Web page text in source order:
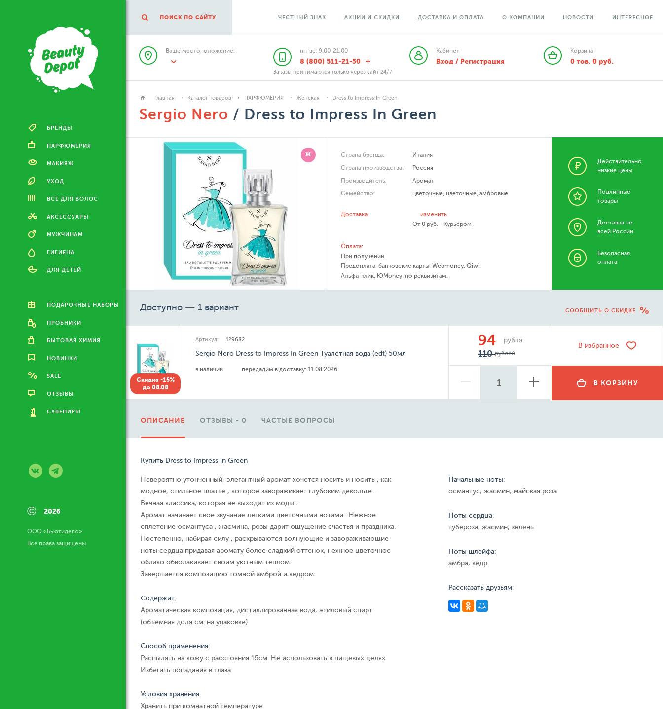
БРЕНДЫ
ПАРФЮМЕРИЯ
МАКИЯЖ
УХОД
ВСЕ ДЛЯ ВОЛОС
АКСЕССУАРЫ
МУЖЧИНАМ
ГИГИЕНА
ДЛЯ ДЕТЕЙ
ПОДАРОЧНЫЕ НАБОРЫ
ПРОБНИКИ
БЫТОВАЯ ХИМИЯ
НОВИНКИ
SALE
ОТЗЫВЫ
СУВЕНИРЫ
© 2026
ООО «Бьютидепо»
Все права защищены
ПОИСК ПО САЙТУ ЧЕСТНЫЙ ЗНАК АКЦИИ И СКИДКИ ДОСТАВКА И ОПЛАТА О КОМПАНИИ НОВОСТИ ИНТЕРЕСНОЕ
Ваше местоположение: пн-вс: 9:00-21:00
8 (800) 511-21-50
Заказы принимаются только через сайт 24/7
Кабинет
Вход / Регистрация
Корзина
0 тов. 0руб.
Главная Каталог товаров ПАРФЮМЕРИЯ Женская Dress to Impress In Green
Sergio Nero / Dress to Impress In Green
Ж Страна бренда:
Италия
Страна производства:
Россия
Производитель:
Аромат
Семейство:
цветочные, цветочные, амбровые
Доставка:
изменить
От 0 руб. - Курьером
Оплата:
При получении.
Предоплата: банковские карты, Webmoney, Qiwi,
Альфа-клик, ЮMoney, по реквизитам.
Действительно
низкие цены
Подлинные
товары
Доставка по
всей России
Безопасная
оплата
Доступно — 1 вариант СООБЩИТЬ О СКИДКЕ
Скидка -15%
до 08.08
Артикул: 129682
Sergio Nero Dress to Impress In Green Туалетная вода (edt) 50мл
в наличии передадим в доставку: 11.08.2026
94 рубля
110рублей
В избранное
В КОРЗИНУ
ОПИСАНИЕ ОТЗЫВЫ - 0 ЧАСТЫЕ ВОПРОСЫ
Купить Dress to Impress In Green
Невероятно утонченный, элегантный аромат хочется носить и носить , как
модное, стильное платье , которое завораживает глубоким декольте .
Вечная классика, которая не выходит из моды .
Аромат начинает свое звучание легкими цветочными нотами . Нежное
сплетение османтуса , жасмина, розы дарит ощущение счастья и праздника.
Постепенно, набирая силу , раскрываются волнующие и завораживающие
ноты сердца придавая аромату более сладкий оттенок, нежное цветочное
облако обволакивает своим уютным теплом.
Завершается композицию томной амброй и кедром.
Содержит:
Ароматическая композиция, дистиллированная вода, этиловый спирт
(объемная доля см. на упаковке)
Способ применения:
Распылять на кожу с расстояния 15см. Не использовать в пищевых целях.
Избегать попадания в глаза
Условия хранения:
Хранить при комнатной температуре
Начальные ноты:
османтус, жасмин, майская роза
Ноты сердца:
тубероза, жасмин, зелень
Ноты шлейфа:
амбра, кедр
Рассказать друзьям: